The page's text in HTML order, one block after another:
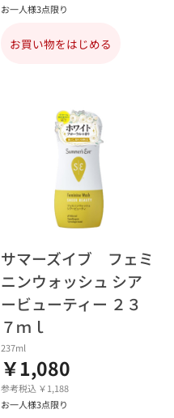
お一人様3点限り
お買い物をはじめる
サマーズイブ フェミ
ニンウォッシュ シア
ービューティー ２３
７ｍｌ
237ml
￥1,080
参考税込 ￥1,188
お一人様3点限り